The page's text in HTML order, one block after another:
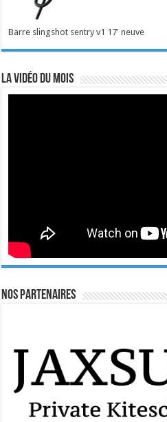
Barre slingshot sentry v1 17' neuve
La vidéo du mois
Nos Partenaires